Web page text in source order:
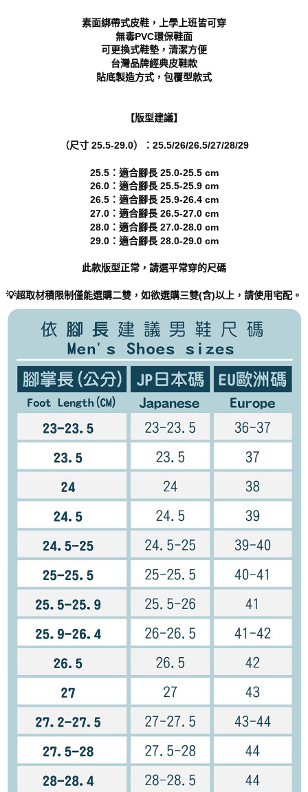
１．透過由恩沛科技股份有限公司提供之「AFTEE先享後付」服務完成之交
易，需依本服務之必要範圍內提供個人資料，並將交易相關給付款項請求債
權轉讓予恩沛科技股份有限公司。
２．關於個人資料處理事宜，請瀏覽以下網址：
「AFTEE先享後付」，若未經同意申辦者引起之損失，本公司不負相關責
４．使用「AFTEE先享後付」時，將依據個別帳號之用戶狀況，依本公司即
請求用戶進行身份認證。
５．嚴禁一人註冊多個帳號或使用他人資訊註冊。若發現惡意使用之情形，
恩沛科技股份有限公司將有權停止該用戶之使用額度並採取法律行動。
每筆NT$90，滿NT$999(含以上)免運費
素面綁帶式皮鞋，上學上班皆可穿
無毒PVC環保鞋面
可更換式鞋墊，清潔方便
台灣品牌經典皮鞋款
貼底製造方式，包覆型款式
【版型建議】
（尺寸 25.5-29.0）：25.5/26/26.5/27/28/29
25.5：適合腳長 25.0-25.5 cm
26.0：適合腳長 25.5-25.9 cm
26.5：適合腳長 25.9-26.4 cm
27.0：適合腳長 26.5-27.0 cm
28.0：適合腳長 27.0-28.0 cm
29.0：適合腳長 28.0-29.0 cm
此款版型正常，請選平常穿的尺碼
💡超取材積限制僅能選購二雙，如欲選購三雙(含)以上，請使用宅配。